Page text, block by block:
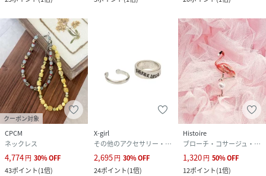
クーポン対象
CPCM
ネックレス
4,774円 30%OFF
43ポイント(1倍)
X-girl
その他のアクセサリー・腕時計
2,695円 30%OFF
24ポイント(1倍)
Histoire
ブローチ・コサージュ・バッジ
1,320円 50%OFF
12ポイント(1倍)